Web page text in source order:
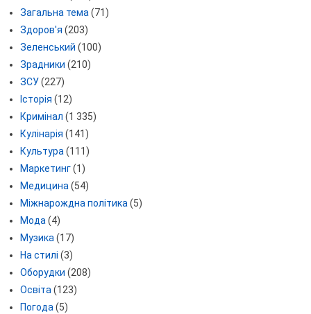
Загальна тема(71)
Здоров'я (203)
Зеленський (100)
Зрадники (210)
ЗСУ(227)
Історія (12)
Кримінал (1 335)
Кулінарія (141)
Культура(111)
Маркетинг(1)
Медицина(54)
Міжнарождна політика(5)
Мода(4)
Музика(17)
На стилі (3)
Оборудки (208)
Освіта(123)
Погода(5)